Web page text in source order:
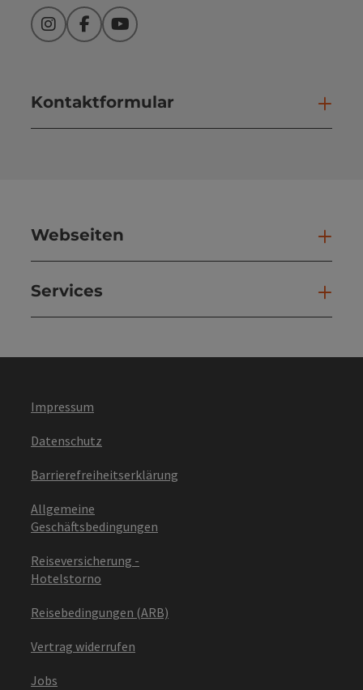
InstagramFacebookYouTube
Kontaktformular
Webseiten
Services
Impressum
Datenschutz
Barrierefreiheitserklärung
Allgemeine
Geschäftsbedingungen
Reiseversicherung -
Hotelstorno
Reisebedingungen (ARB)
Vertrag widerrufen
Jobs